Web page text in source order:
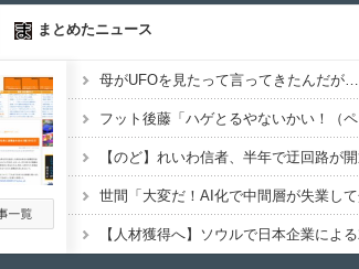
まとめたニュース
母がUFOを見たって言ってきたんだが…